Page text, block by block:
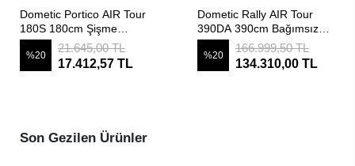
Dometic Portico AIR Tour
180S 180cm Şişme
Karavan Kapı Üstü
Kanopisi
%20
21.645,00 TL
17.412,57 TL
Dometic Rally AIR Tour
390DA 390cm Bağımsız
Şişme Çekme ve
MotoKaravan Çadırı (Drive
Away)
%20
166.999,50 TL
134.310,00 TL
Son Gezilen Ürünler